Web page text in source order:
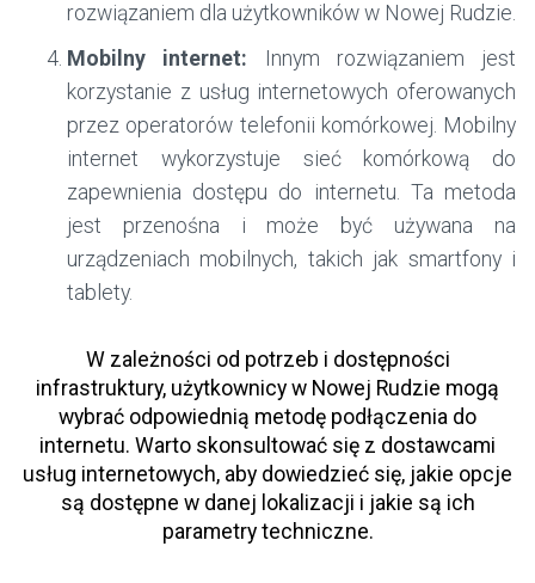
rozwiązaniem dla użytkowników w Nowej Rudzie.
Mobilny internet: Innym rozwiązaniem jest
korzystanie z usług internetowych oferowanych
przez operatorów telefonii komórkowej. Mobilny
internet wykorzystuje sieć komórkową do
zapewnienia dostępu do internetu. Ta metoda
jest przenośna i może być używana na
urządzeniach mobilnych, takich jak smartfony i
tablety.
W zależności od potrzeb i dostępności
infrastruktury, użytkownicy w Nowej Rudzie mogą
wybrać odpowiednią metodę podłączenia do
internetu. Warto skonsultować się z dostawcami
usług internetowych, aby dowiedzieć się, jakie opcje
są dostępne w danej lokalizacji i jakie są ich
parametry techniczne.